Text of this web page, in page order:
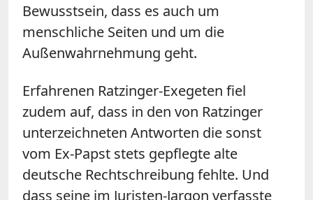
Bewusstsein, dass es auch um
menschliche Seiten und um die
Außenwahrnehmung geht.
Erfahrenen Ratzinger-Exegeten fiel
zudem auf, dass in den von Ratzinger
unterzeichneten Antworten die sonst
vom Ex-Papst stets gepflegte alte
deutsche Rechtschreibung fehlte. Und
dass seine im Juristen-Jargon verfasste